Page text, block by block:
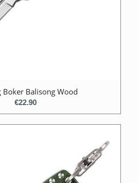
Boker Balisong Wood
€22.90